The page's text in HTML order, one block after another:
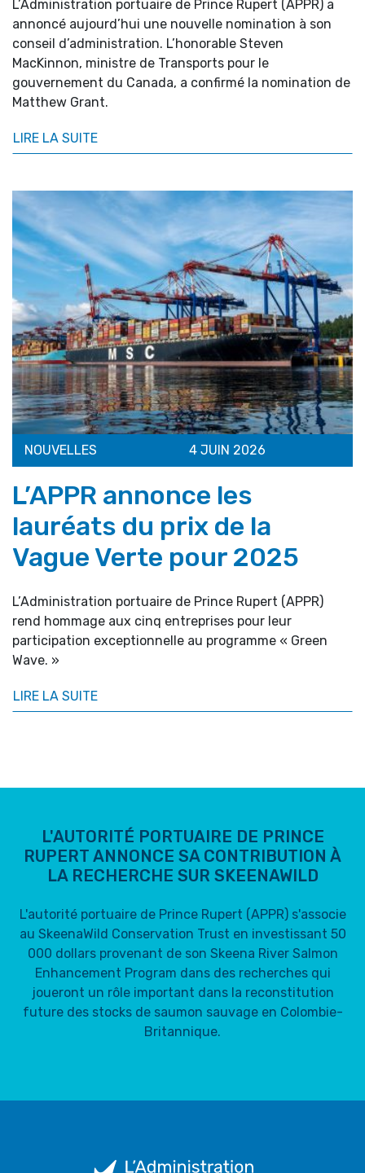
L’Administration portuaire de Prince Rupert (APPR) a
annoncé aujourd’hui une nouvelle nomination à son
conseil d’administration. L’honorable Steven
MacKinnon, ministre de Transports pour le
gouvernement du Canada, a confirmé la nomination de
Matthew Grant.
LIRE LA SUITE
NOUVELLES 4 JUIN 2026
L’APPR annonce les
lauréats du prix de la
Vague Verte pour 2025
L’Administration portuaire de Prince Rupert (APPR)
rend hommage aux cinq entreprises pour leur
participation exceptionnelle au programme « Green
Wave. »
LIRE LA SUITE
L'AUTORITÉ PORTUAIRE DE PRINCE
RUPERT ANNONCE SA CONTRIBUTION À
LA RECHERCHE SUR SKEENAWILD
L'autorité portuaire de Prince Rupert (APPR) s'associe
au SkeenaWild Conservation Trust en investissant 50
000 dollars provenant de son Skeena River Salmon
Enhancement Program dans des recherches qui
joueront un rôle important dans la reconstitution
future des stocks de saumon sauvage en Colombie-
Britannique.